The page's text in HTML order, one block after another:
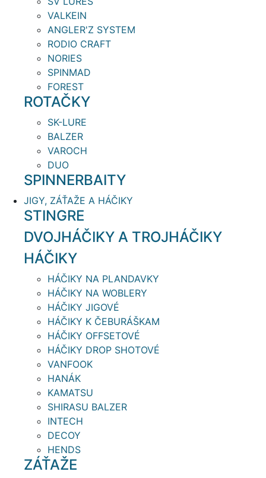
VALKEIN
ANGLER'Z SYSTEM
RODIO CRAFT
NORIES
SPINMAD
FOREST
ROTAČKY
SK-LURE
BALZER
VAROCH
DUO
SPINNERBAITY
JIGY, ZÁŤAŽE A HÁČIKY
STINGRE
DVOJHÁČIKY A TROJHÁČIKY
HÁČIKY
HÁČIKY NA PLANDAVKY
HÁČIKY NA WOBLERY
HÁČIKY JIGOVÉ
HÁČIKY K ČEBURÁŠKAM
HÁČIKY OFFSETOVÉ
HÁČIKY DROP SHOTOVÉ
VANFOOK
HANÁK
KAMATSU
SHIRASU BALZER
INTECH
DECOY
HENDS
ZÁŤAŽE